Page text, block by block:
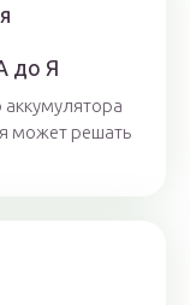
до Я
аккумулятора
может решать